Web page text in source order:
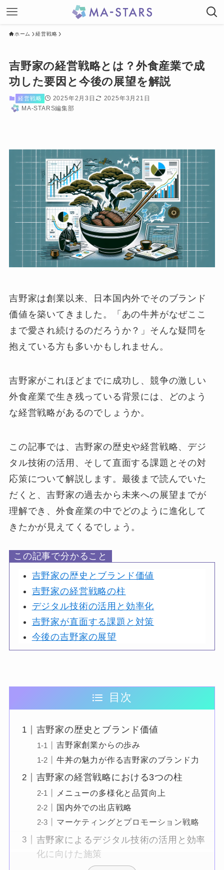
ホーム 経営戦略
吉野家の経営戦略とは？外食産業で成
功した要因と今後の展望を解説
経営戦略 2025年2月3日
2025年3月21日
MA-STARS編集部
吉野家は創業以来、日本国内外でそのブランド
価値を築いてきました。「あの牛丼がなぜここ
まで愛され続けるのだろうか？」そんな疑問を
抱えている方も多いかもしれません。
吉野家がこれほどまでに成功し、競争の激しい
外食産業で生き残っている背景には、どのよう
な経営戦略があるのでしょうか。
この記事では、吉野家の歴史や経営戦略、デジ
タル技術の活用、そして直面する課題とその対
応策について解説します。最後まで読んでいた
だくと、吉野家の過去から未来への展望までが
理解でき、外食産業の中でどのように進化して
きたかが見えてくるでしょう。
この記事で分かること
吉野家の歴史とブランド価値
吉野家の経営戦略の柱
デジタル技術の活用と効率化
吉野家が直面する課題と対策
今後の吉野家の展望
目次
吉野家の歴史とブランド価値
吉野家創業からの歩み
牛丼の魅力が作る吉野家のブランド力
吉野家の経営戦略における3つの柱
メニューの多様化と品質向上
国内外での出店戦略
マーケティングとプロモーション戦略
吉野家によるデジタル技術の活用と効率
化に向けた施策